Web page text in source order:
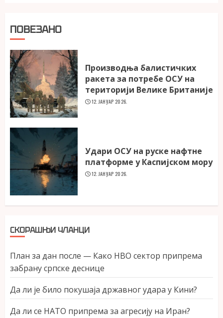
ПОВЕЗАНО
Производња балистичких
ракета за потребе ОСУ на
територији Велике Британије
12. ЈАНУАР 2026.
Удари ОСУ на руске нафтне
платформе у Каспијском мору
12. ЈАНУАР 2026.
СКОРАШЊИ ЧЛАНЦИ
План за дан после — Како НВО сектор припрема
забрану српске деснице
Да ли је било покушаја државног удара у Кини?
Да ли се НАТО припрема за агресију на Иран?